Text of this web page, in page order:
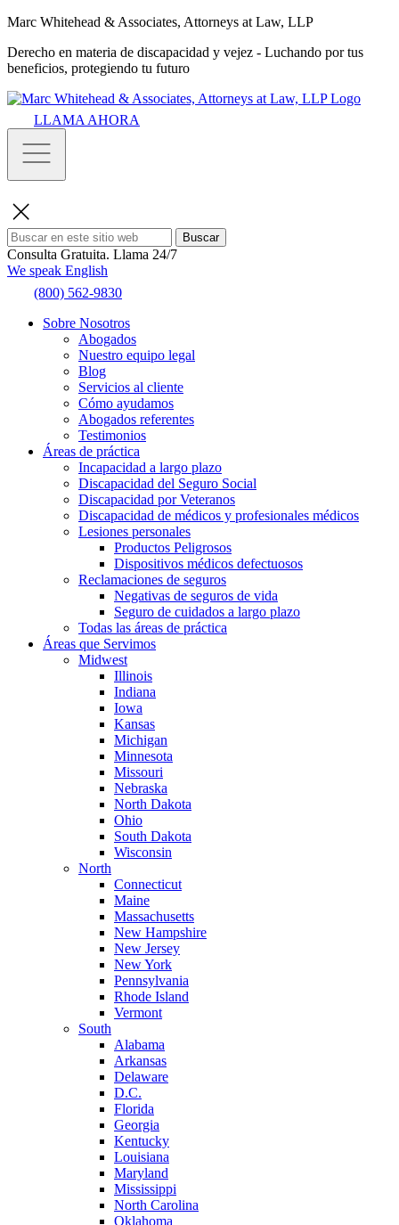
Marc Whitehead & Associates, Attorneys at Law, LLP
Derecho en materia de discapacidad y vejez - Luchando por tus
beneficios, protegiendo tu futuro
LLAMA AHORA
Buscar
Consulta Gratuita. Llama 24/7
We speak English
(800) 562-9830
Sobre Nosotros
Abogados
Nuestro equipo legal
Blog
Servicios al cliente
Cómo ayudamos
Abogados referentes
Testimonios
Áreas de práctica
Incapacidad a largo plazo
Discapacidad del Seguro Social
Discapacidad por Veteranos
Discapacidad de médicos y profesionales médicos
Lesiones personales
Productos Peligrosos
Dispositivos médicos defectuosos
Reclamaciones de seguros
Negativas de seguros de vida
Seguro de cuidados a largo plazo
Todas las áreas de práctica
Áreas que Servimos
Midwest
Illinois
Indiana
Iowa
Kansas
Michigan
Minnesota
Missouri
Nebraska
North Dakota
Ohio
South Dakota
Wisconsin
North
Connecticut
Maine
Massachusetts
New Hampshire
New Jersey
New York
Pennsylvania
Rhode Island
Vermont
South
Alabama
Arkansas
Delaware
D.C.
Florida
Georgia
Kentucky
Louisiana
Maryland
Mississippi
North Carolina
Oklahoma